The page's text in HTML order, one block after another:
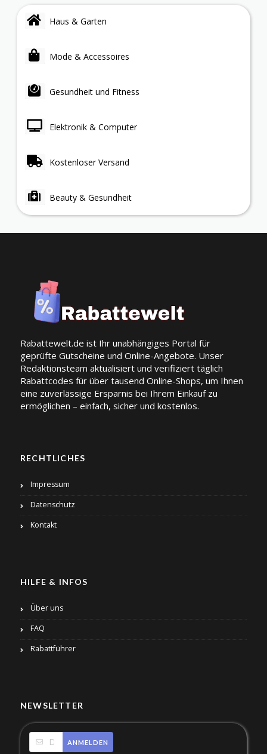
Haus & Garten
Mode & Accessoires
Gesundheit und Fitness
Elektronik & Computer
Kostenloser Versand
Beauty & Gesundheit
Rabattewelt.de ist Ihr unabhängiges Portal für
geprüfte Gutscheine und Online-Angebote. Unser
Redaktionsteam aktualisiert und verifiziert täglich
Rabattcodes für über tausend Online-Shops, um Ihnen
eine zuverlässige Ersparnis bei Ihrem Einkauf zu
ermöglichen – einfach, sicher und kostenlos.
RECHTLICHES
Impressum
Datenschutz
Kontakt
HILFE & INFOS
Über uns
FAQ
Rabattführer
NEWSLETTER
ANMELDEN